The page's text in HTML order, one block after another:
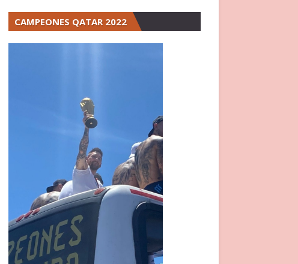
CAMPEONES QATAR 2022